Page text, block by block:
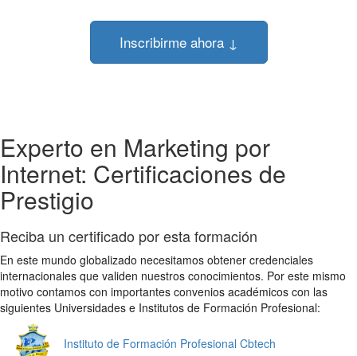
Inscribirme ahora ↓
Experto en Marketing por
Internet: Certificaciones de
Prestigio
Reciba un certificado por esta formación
En este mundo globalizado necesitamos obtener credenciales
internacionales que validen nuestros conocimientos. Por este mismo
motivo contamos con importantes convenios académicos con las
siguientes Universidades e Institutos de Formación Profesional:
Instituto de Formación Profesional Cbtech